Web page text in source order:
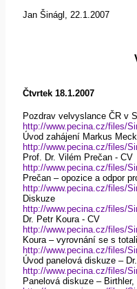
Jan Šinágl, 22.1.2007
Čtvrtek 18.1.2007
Pozdrav velvyslance ČR v
http://www.pecina.cz/files/
Úvod zahájení Markus
http://www.pecina.cz/files/
Prof. Dr. Vilém Prečan - CV
http://www.pecina.cz/files/
Prečan – opozice a odpor
http://www.pecina.cz/files/
Diskuze
http://www.pecina.cz/files/
Dr. Petr Koura - CV
http://www.pecina.cz/files/
Koura – vyrovnání se s
http://www.pecina.cz/files/
Úvod panelová diskuze –
http://www.pecina.cz/files/
Panelová diskuze –